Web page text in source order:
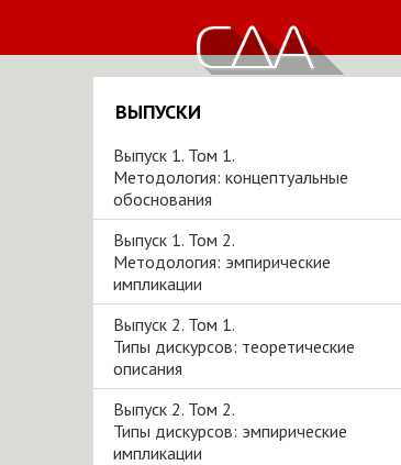
ВЫПУСКИ
Выпуск 1. Том 1.
Методология: концептуальные
обоснования
Выпуск 1. Том 2.
Методология: эмпирические
импликации
Выпуск 2. Том 1.
Типы дискурсов: теоретические
описания
Выпуск 2. Том 2.
Типы дискурсов: эмпирические
импликации